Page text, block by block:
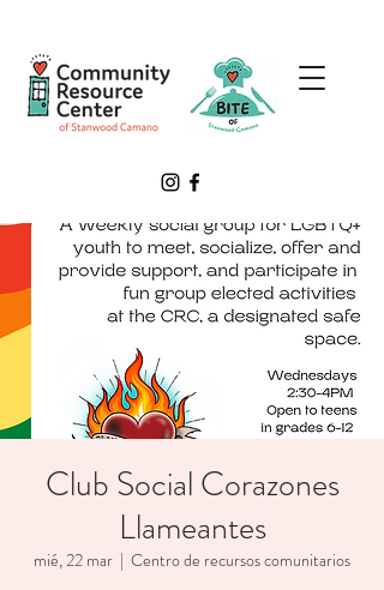
Club Social Corazones
Llameantes
mié, 22 mar
  |
Centro de recursos comunitarios